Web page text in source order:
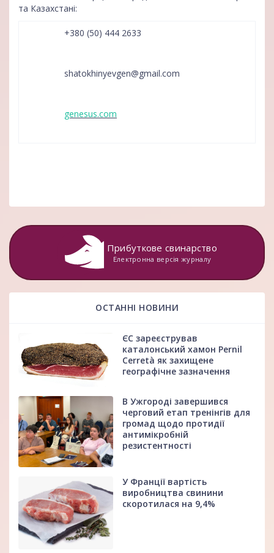
та Казахстані:
+380 (50) 444 2633
shatokhinyevgen@gmail.com
genesus.com
Прибуткове свинарство
Електронна версія журналу
ОСТАННІ НОВИНИ
ЄС зареєстрував
каталонський хамон Pernil
Cerretà як захищене
географічне зазначення
В Ужгороді завершився
черговий етап тренінгів для
громад щодо протидії
антимікробній
резистентності
У Франції вартість
виробництва свинини
скоротилася на 9,4%